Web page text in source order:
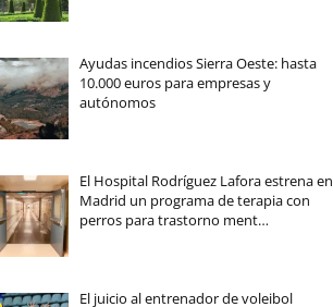
Ayudas incendios Sierra Oeste: hasta
10.000 euros para empresas y
autónomos
El Hospital Rodríguez Lafora estrena en
Madrid un programa de terapia con
perros para trastorno ment…
El juicio al entrenador de voleibol